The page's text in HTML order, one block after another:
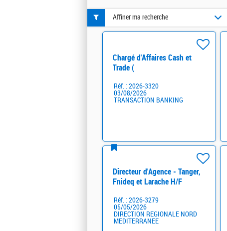
Chargé d'Affaires Cash et
Trade (
Réf. : 2026-3320
03/08/2026
TRANSACTION BANKING
Directeur d'Agence - Tanger,
Fnideq et Larache H/F
Réf. : 2026-3279
05/05/2026
DIRECTION REGIONALE NORD
MEDITERRANEE
Affiner ma recherche